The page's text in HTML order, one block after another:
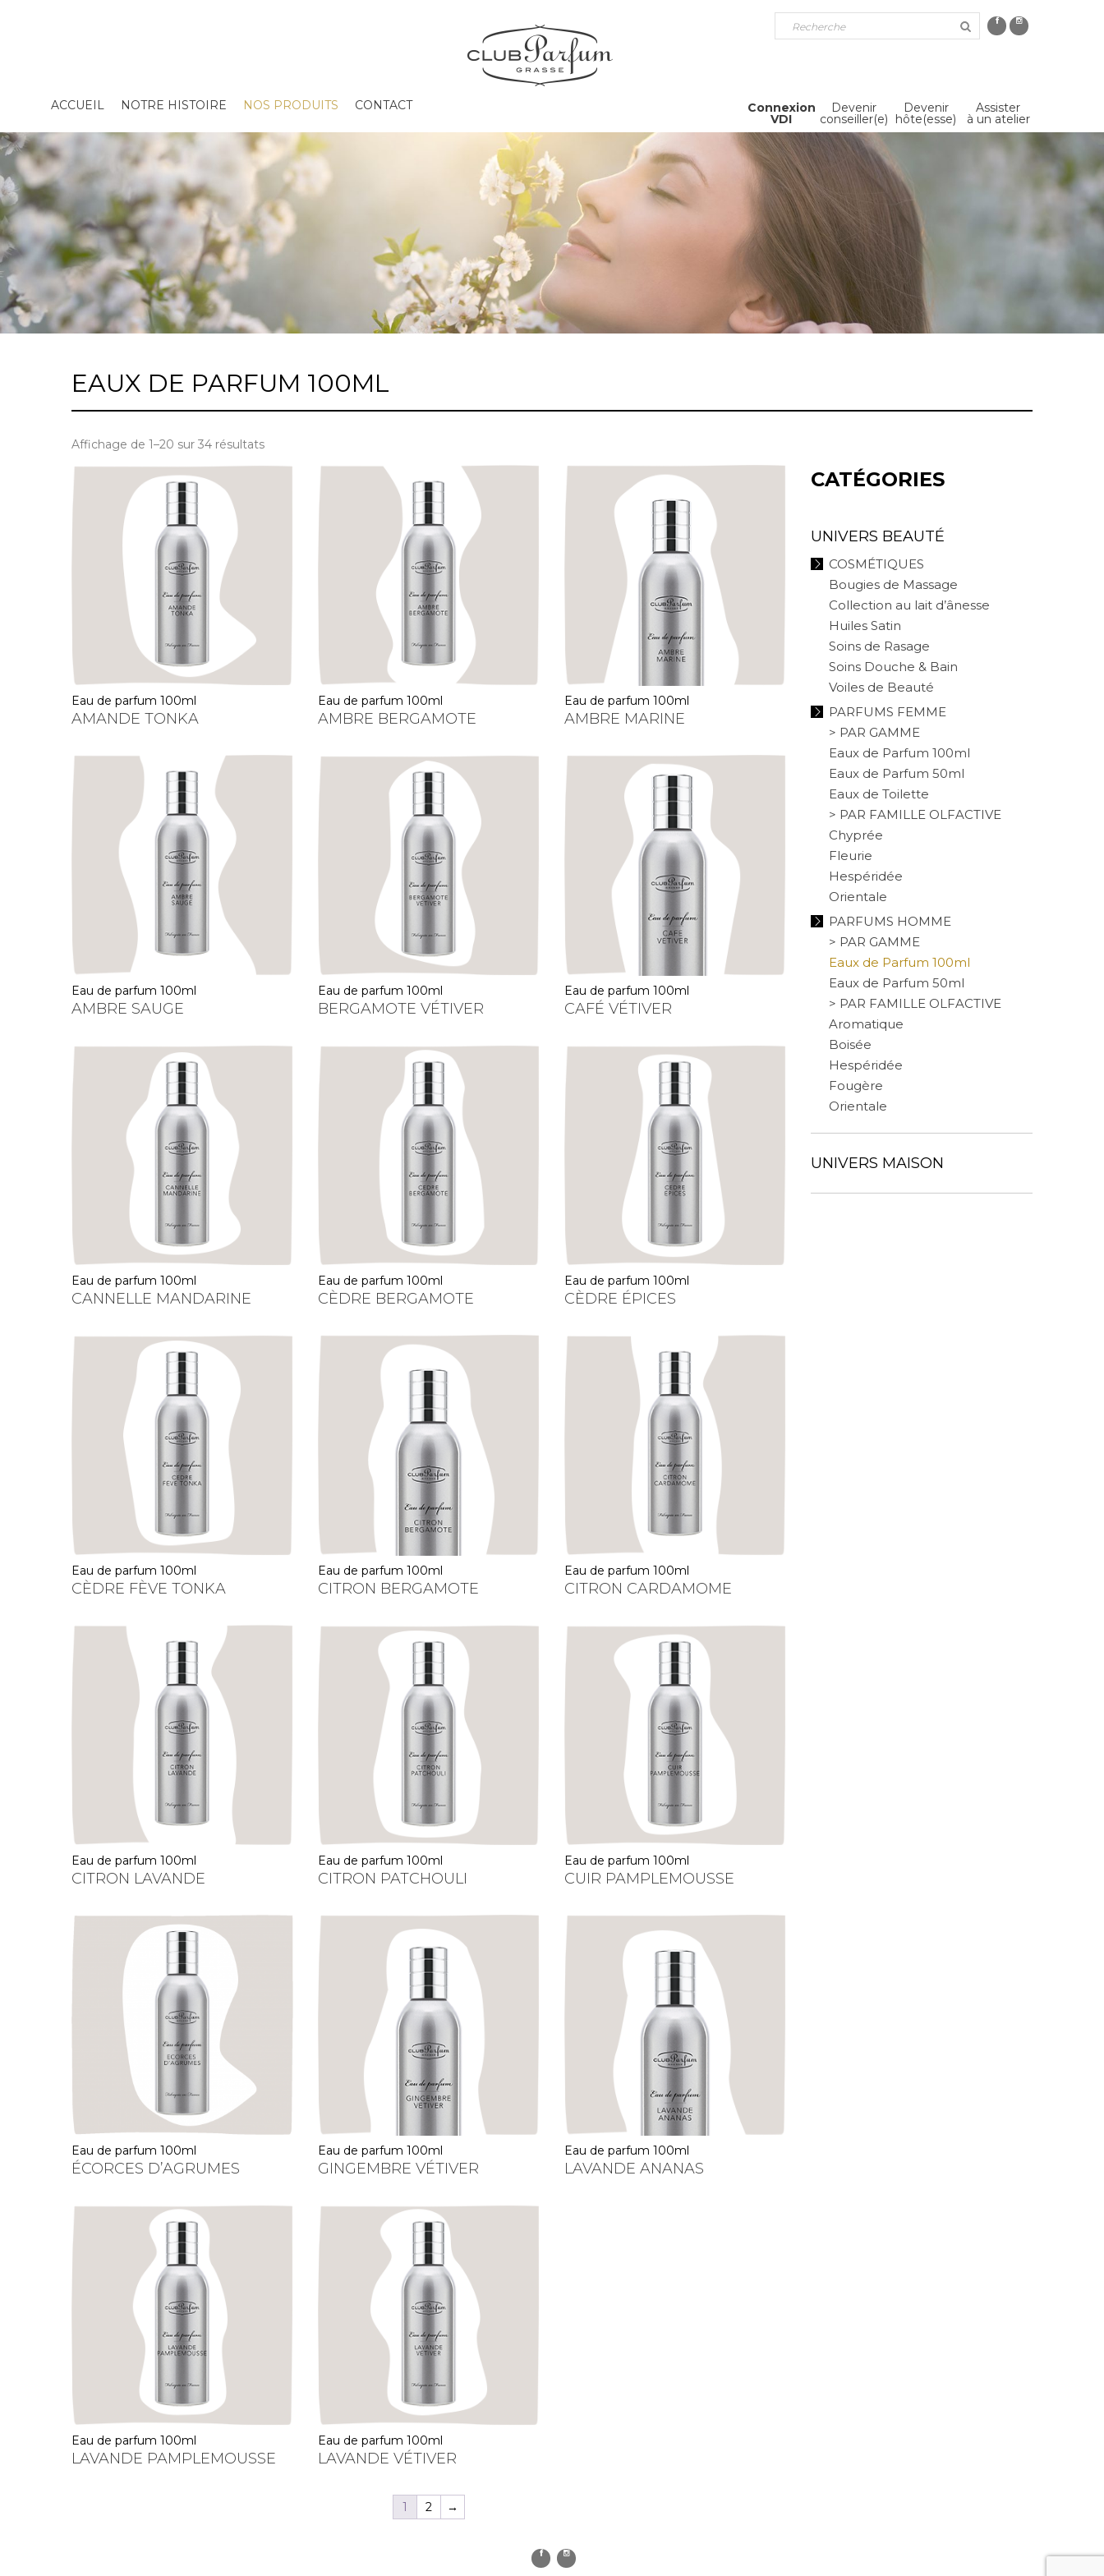
ACCUEIL NOTRE HISTOIRE NOS PRODUITS CONTACT Connexion
VDI
Devenir
conseiller(e)
Devenir
hôte(esse)
Assister
à un atelier
EAUX DE PARFUM 100ML
Affichage de 1–20 sur 34 résultats
eau de parfum 100ml
AMANDE TONKA
eau de parfum 100ml
AMBRE BERGAMOTE
eau de parfum 100ml
AMBRE MARINE
eau de parfum 100ml
AMBRE SAUGE
eau de parfum 100ml
BERGAMOTE VÉTIVER
eau de parfum 100ml
CAFÉ VÉTIVER
eau de parfum 100ml
CANNELLE MANDARINE
eau de parfum 100ml
CÈDRE BERGAMOTE
eau de parfum 100ml
CÈDRE ÉPICES
eau de parfum 100ml
CÈDRE FÈVE TONKA
eau de parfum 100ml
CITRON BERGAMOTE
eau de parfum 100ml
CITRON CARDAMOME
eau de parfum 100ml
CITRON LAVANDE
eau de parfum 100ml
CITRON PATCHOULI
eau de parfum 100ml
CUIR PAMPLEMOUSSE
eau de parfum 100ml
ÉCORCES D’AGRUMES
eau de parfum 100ml
GINGEMBRE VÉTIVER
eau de parfum 100ml
LAVANDE ANANAS
eau de parfum 100ml
LAVANDE PAMPLEMOUSSE
eau de parfum 100ml
LAVANDE VÉTIVER
1 2 →
CATÉGORIES
UNIVERS BEAUTÉ
COSMÉTIQUES
Bougies de Massage
Collection au lait d’ânesse
Huiles Satin
Soins de Rasage
Soins Douche & Bain
Voiles de Beauté
PARFUMS FEMME
> PAR GAMME
Eaux de Parfum 100ml
Eaux de Parfum 50ml
Eaux de Toilette
> PAR FAMILLE OLFACTIVE
Chyprée
Fleurie
Hespéridée
Orientale
PARFUMS HOMME
> PAR GAMME
Eaux de Parfum 100ml
Eaux de Parfum 50ml
> PAR FAMILLE OLFACTIVE
Aromatique
Boisée
Hespéridée
Fougère
Orientale
UNIVERS MAISON